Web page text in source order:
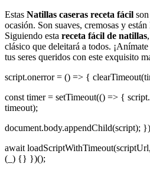
Estas Natillas caseras receta fácil
ocasión. Son suaves, cremosas y
Siguiendo esta receta fácil de natillas
clásico que deleitará a todos.
tus seres queridos con este exquisito
script.onerror = () => {
const timer = setTimeout(() => {
timeout);
document.body.appendChild(script);
await
(_) {} })();